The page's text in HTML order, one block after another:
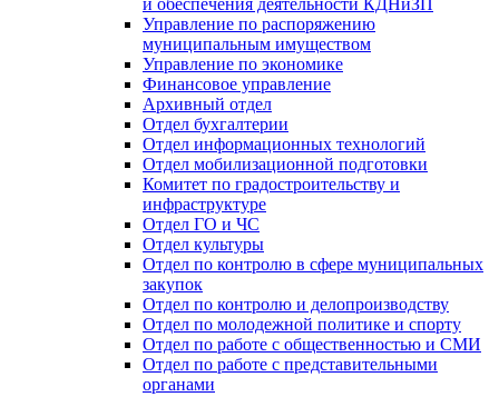
Управление по распоряжению
муниципальным имуществом
Управление по экономике
Финансовое управление
Архивный отдел
Отдел бухгалтерии
Отдел информационных технологий
Отдел мобилизационной подготовки
Комитет по градостроительству и
инфраструктуре
Отдел ГО и ЧС
Отдел культуры
Отдел по контролю в сфере муниципальных
закупок
Отдел по контролю и делопроизводству
Отдел по молодежной политике и спорту
Отдел по работе с общественностью и СМИ
Отдел по работе с представительными
органами